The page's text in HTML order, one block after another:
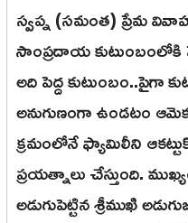
స్వప్న (సమంత) ప్రేమ
సాంప్రదాయ కుటుంబంలోకి
అది పెద్ద కుటుంబం..పైగా
అనుగుణంగా ఉండటం
క్రమంలోనే ఫ్యామిలీని
ప్రయత్నాలు చేస్తుంది.
అడుగుపెట్టిన శ్రీముఖి